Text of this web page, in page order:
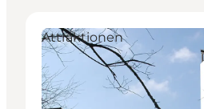
Attraktionen